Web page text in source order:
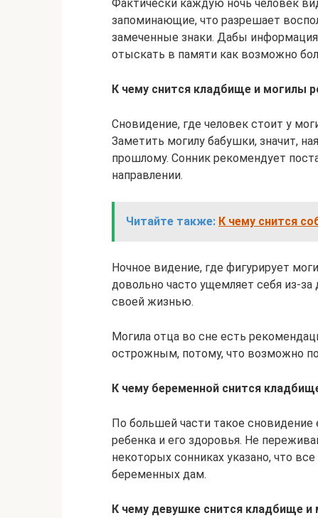
Фактически каждую ночь человек
запоминающие, что разрешает
замеченные знаки. Дабы
отыскать в памяти как возможно
К чему снится кладбище и могилы
Сновидение, где человек стоит у
Заметить могилу бабушки, значит,
прошлому. Сонник рекомендует
направлении.
Читайте также: К чему снится
Ночное видение, где фигурирует
довольно часто ущемляет себя из-
своей жизнью.
Могила отца во сне есть
острожным, потому, что возможно
К чему беременной снится
По большей части такое
ребенка и его здоровья. Не
некоторых сонниках указано, что
беременных дам.
К чему девушке снится кладбище и